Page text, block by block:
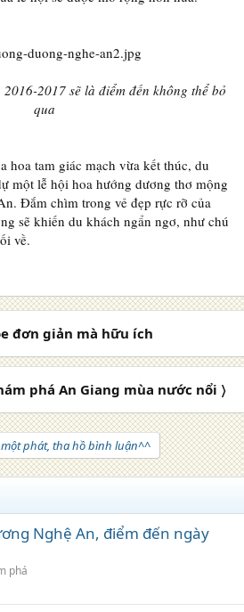
2017 sẽ là điểm đến không thể bỏ
qua
hoa tam giác mạch vừa kết thúc, du
một lễ hội hoa hướng dương thơ mộng
Đắm chìm trong vẻ đẹp rực rỡ của
sẽ khiến du khách ngẩn ngơ, như chú
về.
đơn giản mà hữu ích
phá An Giang mùa nước nổi 〉
phát, tha hồ bình luận^^
Nghệ An, điểm đến ngày
phá